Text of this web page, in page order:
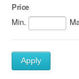
Price
Min.
Apply